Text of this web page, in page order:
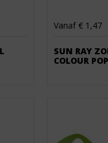
Vanaf € 1,47
SUN RAY
COLOUR POP